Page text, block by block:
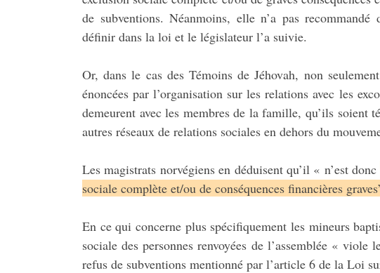
de subventions. Néanmoins, elle n’a pas
définir dans la loi et le législateur l’a suivie.
Or, dans le cas des Témoins de Jéhovah, non
énoncées par l’organisation sur les relations avec les
demeurent avec les membres de la famille, qu’ils soient
autres réseaux de relations sociales en dehors du
Les magistrats norvégiens en déduisent qu’il « n’est donc
sociale complète et/ou de conséquences financières
En ce qui concerne plus spécifiquement les mineurs
sociale des personnes renvoyées de l’assemblée «
refus de subventions mentionné par l’article 6 de la Loi